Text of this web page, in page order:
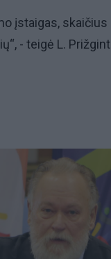
įstaigas, skaičius
- teigė L.